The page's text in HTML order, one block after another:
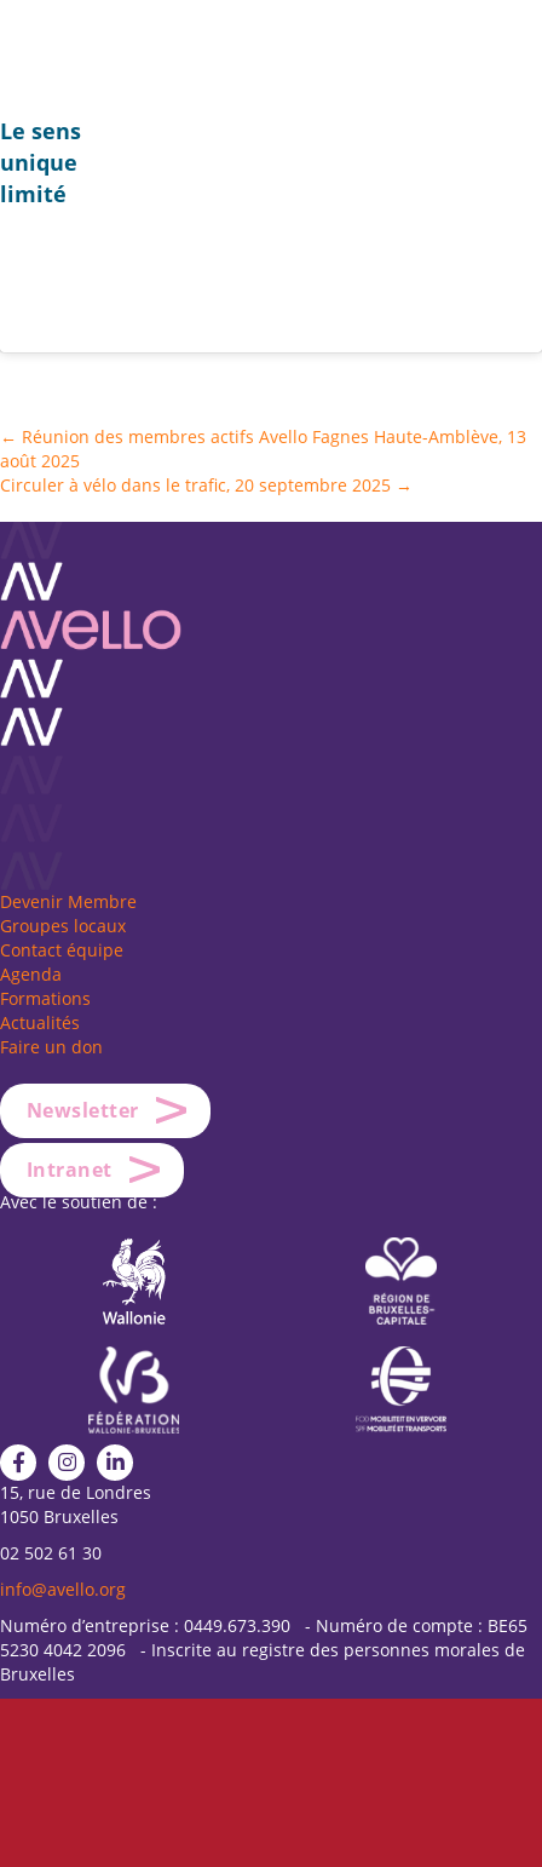
Le sens
unique
limité
Posts
navigation
← Réunion des membres actifs Avello Fagnes Haute-Amblève, 13
août 2025
Circuler à vélo dans le trafic, 20 septembre 2025 →
Devenir Membre
Groupes locaux
Contact équipe
Agenda
Formations
Actualités
Faire un don
Newsletter
Intranet
Avec le soutien de :
15, rue de Londres
1050 Bruxelles
02 502 61 30
info@avello.org
Numéro d’entreprise : 0449.673.390 - Numéro de compte : BE65
5230 4042 2096 - Inscrite au registre des personnes morales de
Bruxelles